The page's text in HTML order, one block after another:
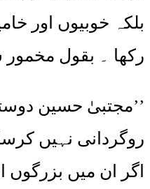
بلکہ خوبیوں اور
رکھا ۔ بقول
’’مجتبیٰ حسین
روگردانی نہیں
اگر ان میں